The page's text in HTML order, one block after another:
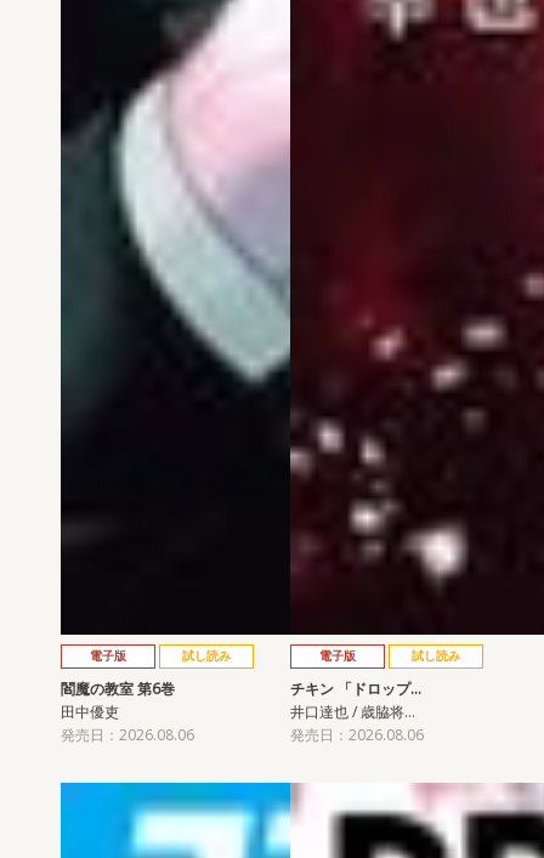
電子版 試し読み
閻魔の教室 第6巻
田中優吏
発売日：2026.08.06
電子版 試し読み
チキン 「ドロップ…
井口達也 / 歳脇将…
発売日：2026.08.06